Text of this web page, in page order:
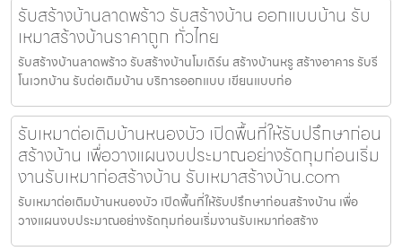
รับสร้างบ้านลาดพร้าว รับสร้างบ้าน ออกแบบบ้าน รับ
เหมาสร้างบ้านราคาถูก ทั่วไทย
รับสร้างบ้านลาดพร้าว รับสร้างบ้านโมเดิร์น สร้างบ้านหรู สร้างอาคาร รับรี
โนเวทบ้าน รับต่อเติมบ้าน บริการออกแบบ เขียนแบบก่อ
รับเหมาต่อเติมบ้านหนองบัว เปิดพื้นที่ให้รับปรึกษาก่อน
สร้างบ้าน เพื่อวางแผนงบประมาณอย่างรัดกุมก่อนเริ่ม
งานรับเหมาก่อสร้างบ้าน รับเหมาสร้างบ้าน.com
รับเหมาต่อเติมบ้านหนองบัว เปิดพื้นที่ให้รับปรึกษาก่อนสร้างบ้าน เพื่อ
วางแผนงบประมาณอย่างรัดกุมก่อนเริ่มงานรับเหมาก่อสร้าง